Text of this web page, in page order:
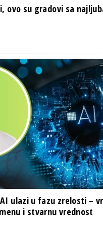
ovo su gradovi sa
ulazi u fazu zrelosti –
i stvarnu vrednost